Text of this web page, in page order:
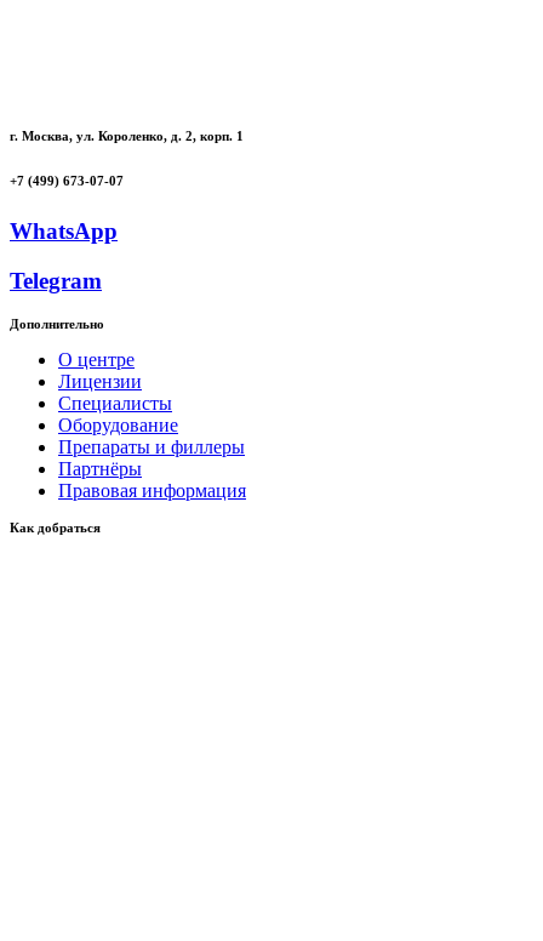
г. Москва, ул. Короленко, д. 2, корп. 1
+7 (499) 673-07-07
WhatsApp
Telegram
Дополнительно
О центре
Лицензии
Специалисты
Оборудование
Препараты и филлеры
Партнёры
Правовая информация
Как добраться